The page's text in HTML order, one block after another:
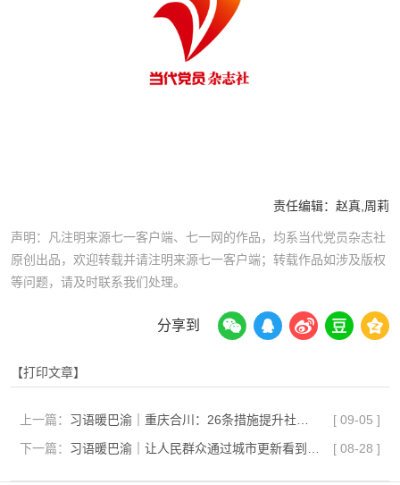
责任编辑： 赵真,周莉
声明：凡注明来源七一客户端、七一网的作品，均系当代党员杂志社
原创出品，欢迎转载并请注明来源七一客户端；转载作品如涉及版权
等问题，请及时联系我们处理。
分享到
【打印文章】
上一篇： [ 09-05 ]
下一篇：
[ 08-28 ]